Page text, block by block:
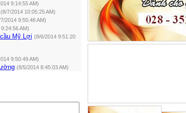
9:14:55 AM)
(8/7/2014 10:05:25 AM)
2014 9:55:48 AM)
AM)
Mỹ Lợi (8/6/2014 9:51:20
9:50:49 AM)
(8/5/2014 8:45:03 AM)